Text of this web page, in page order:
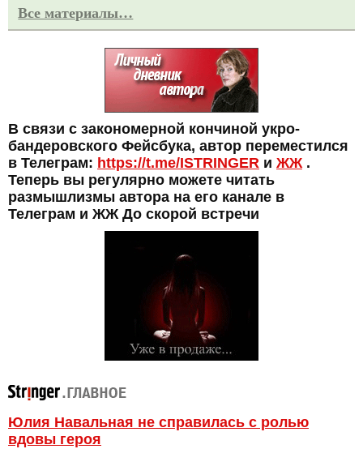
Все материалы…
В связи с закономерной кончиной укро-
бандеровского Фейсбука, автор переместился
в Телеграм: https://t.me/ISTRINGER и ЖЖ .
Теперь вы регулярно можете читать
размышлизмы автора на его канале в
Телеграм и ЖЖ До скорой встречи
Юлия Навальная не справилась с ролью
вдовы героя